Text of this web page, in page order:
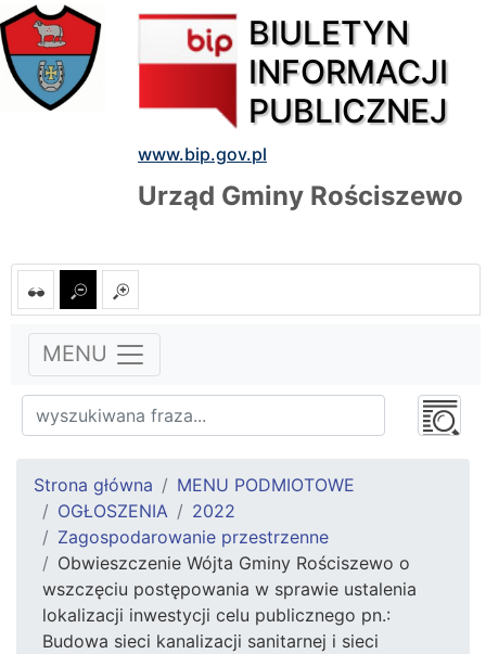
BIULETYN
INFORMACJI
PUBLICZNEJ
www.bip.gov.pl
Urząd Gminy Rościszewo
MENU
Strona główna
MENU PODMIOTOWE
OGŁOSZENIA
2022
Zagospodarowanie przestrzenne
Obwieszczenie Wójta Gminy Rościszewo o
wszczęciu postępowania w sprawie ustalenia
lokalizacji inwestycji celu publicznego pn.:
Budowa sieci kanalizacji sanitarnej i sieci